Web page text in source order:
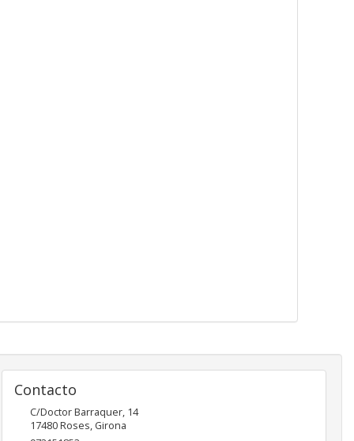
Contacto
C/Doctor Barraquer, 14
17480Roses, Girona